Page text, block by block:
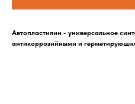
Автопластилин - универсальное
антикоррозийными и